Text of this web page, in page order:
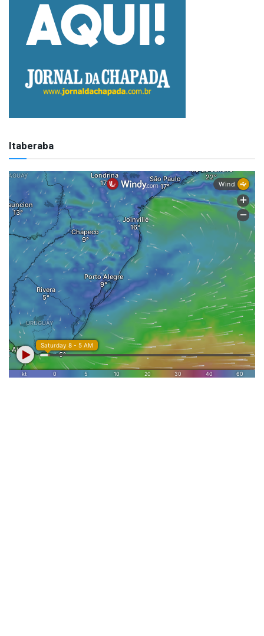
Itaberaba